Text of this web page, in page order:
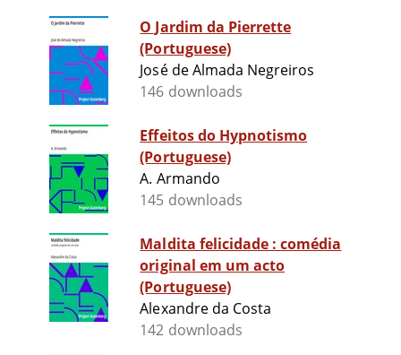
O Jardim da Pierrette
(Portuguese)
José de Almada Negreiros
146 downloads
Effeitos do Hypnotismo
(Portuguese)
A. Armando
145 downloads
Maldita felicidade : comédia
original em um acto
(Portuguese)
Alexandre da Costa
142 downloads